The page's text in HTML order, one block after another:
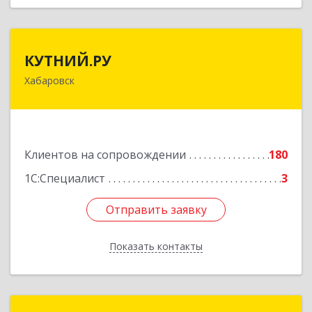
КУТНИЙ.РУ
Хабаровск
Клиентов на сопровождении
180
1С:Специалист
3
Отправить заявку
Показать контакты
680007, Хабаровский край, Хабаровск г,
Отправить заявку
Назад